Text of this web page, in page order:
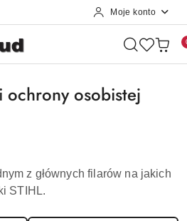
Moje konto
osobistej
z głównych filarów na jakich
STIHL.